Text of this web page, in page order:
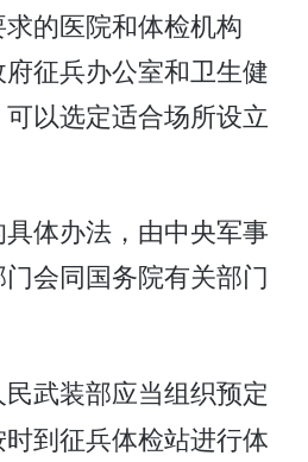
的医院和体检机构
征兵办公室和卫生健
以选定适合场所设立
体办法，由中央军事
会同国务院有关部门
武装部应当组织预定
到征兵体检站进行体